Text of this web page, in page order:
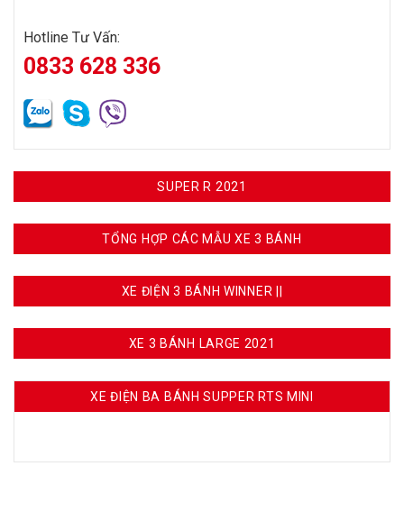
Hotline Tư Vấn:
0833 628 336
SUPER R 2021
TỔNG HỢP CÁC MẪU XE 3 BÁNH
XE ĐIỆN 3 BÁNH WINNER ||
XE 3 BÁNH LARGE 2021
XE ĐIỆN BA BÁNH SUPPER RTS MINI